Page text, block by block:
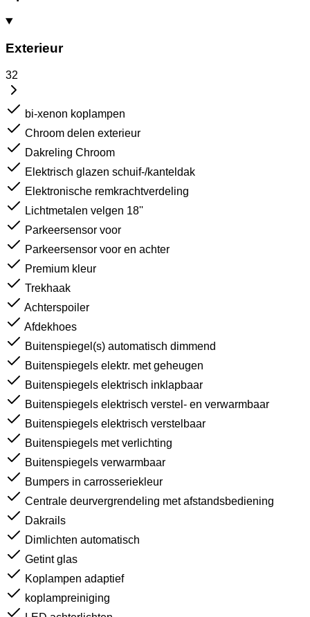
Exterieur
32
bi-xenon koplampen
Chroom delen exterieur
Dakreling Chroom
Elektrisch glazen schuif-/kanteldak
Elektronische remkrachtverdeling
Lichtmetalen velgen 18''
Parkeersensor voor
Parkeersensor voor en achter
Premium kleur
Trekhaak
Achterspoiler
Afdekhoes
Buitenspiegel(s) automatisch dimmend
Buitenspiegels elektr. met geheugen
Buitenspiegels elektrisch inklapbaar
Buitenspiegels elektrisch verstel- en verwarmbaar
Buitenspiegels elektrisch verstelbaar
Buitenspiegels met verlichting
Buitenspiegels verwarmbaar
Bumpers in carrosseriekleur
Centrale deurvergrendeling met afstandsbediening
Dakrails
Dimlichten automatisch
Getint glas
Koplampen adaptief
koplampreiniging